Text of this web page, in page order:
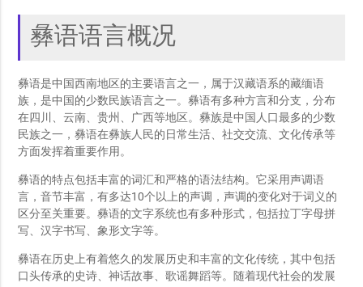
彝语语言概况
彝语是中国西南地区的主要语言之一，属于汉藏语系的藏缅语
族，是中国的少数民族语言之一。彝语有多种方言和分支，分布
在四川、云南、贵州、广西等地区。彝族是中国人口最多的少数
民族之一，彝语在彝族人民的日常生活、社交交流、文化传承等
方面发挥着重要作用。
彝语的特点包括丰富的词汇和严格的语法结构。它采用声调语
言，音节丰富，有多达10个以上的声调，声调的变化对于词义的
区分至关重要。彝语的文字系统也有多种形式，包括拉丁字母拼
写、汉字书写、象形文字等。
彝语在历史上有着悠久的发展历史和丰富的文化传统，其中包括
口头传承的史诗、神话故事、歌谣舞蹈等。随着现代社会的发展